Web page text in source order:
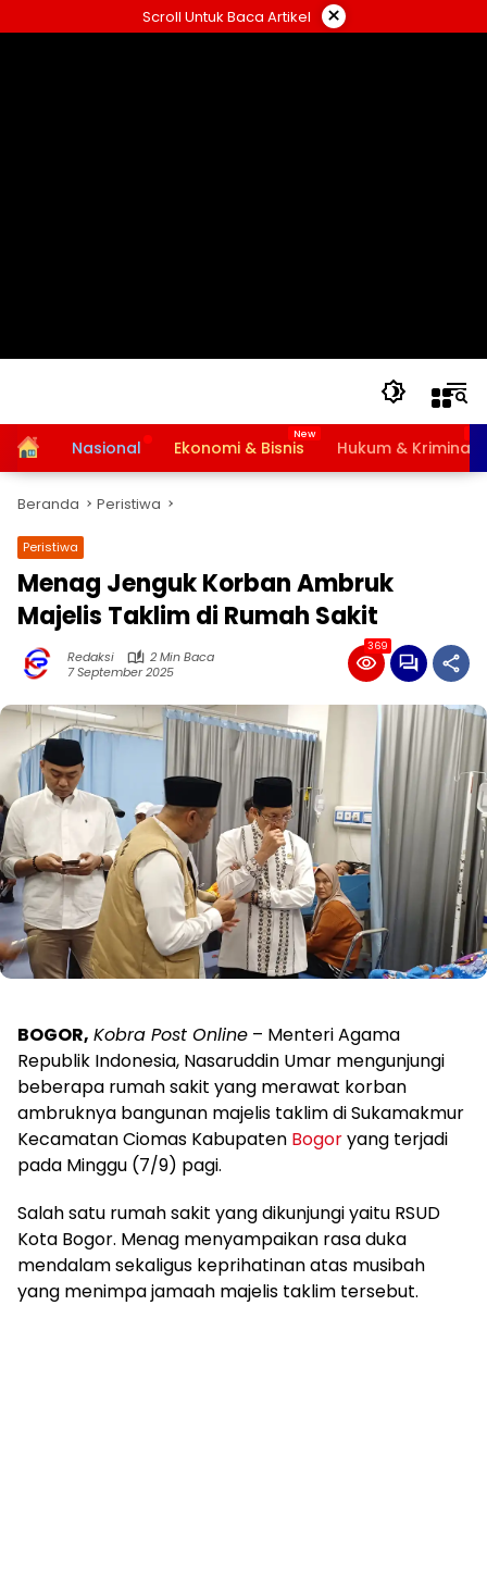
ke
Scroll Untuk Baca Artikel ×
HomeNasional Ekonomi & Bisnis Hukum & Kriminal
Beranda Peristiwa
Peristiwa
Menag Jenguk Korban Ambruk
Majelis Taklim di Rumah Sakit
Redaksi
2 Min Baca
7 September 2025
369
BOGOR, Kobra Post Online – Menteri Agama
Republik Indonesia, Nasaruddin Umar mengunjungi
beberapa rumah sakit yang merawat korban
ambruknya bangunan majelis taklim di Sukamakmur
Kecamatan Ciomas Kabupaten Bogoryang terjadi
pada Minggu (7/9) pagi.
Salah satu rumah sakit yang dikunjungi yaitu RSUD
Kota Bogor. Menag menyampaikan rasa duka
mendalam sekaligus keprihatinan atas musibah
yang menimpa jamaah majelis taklim tersebut.